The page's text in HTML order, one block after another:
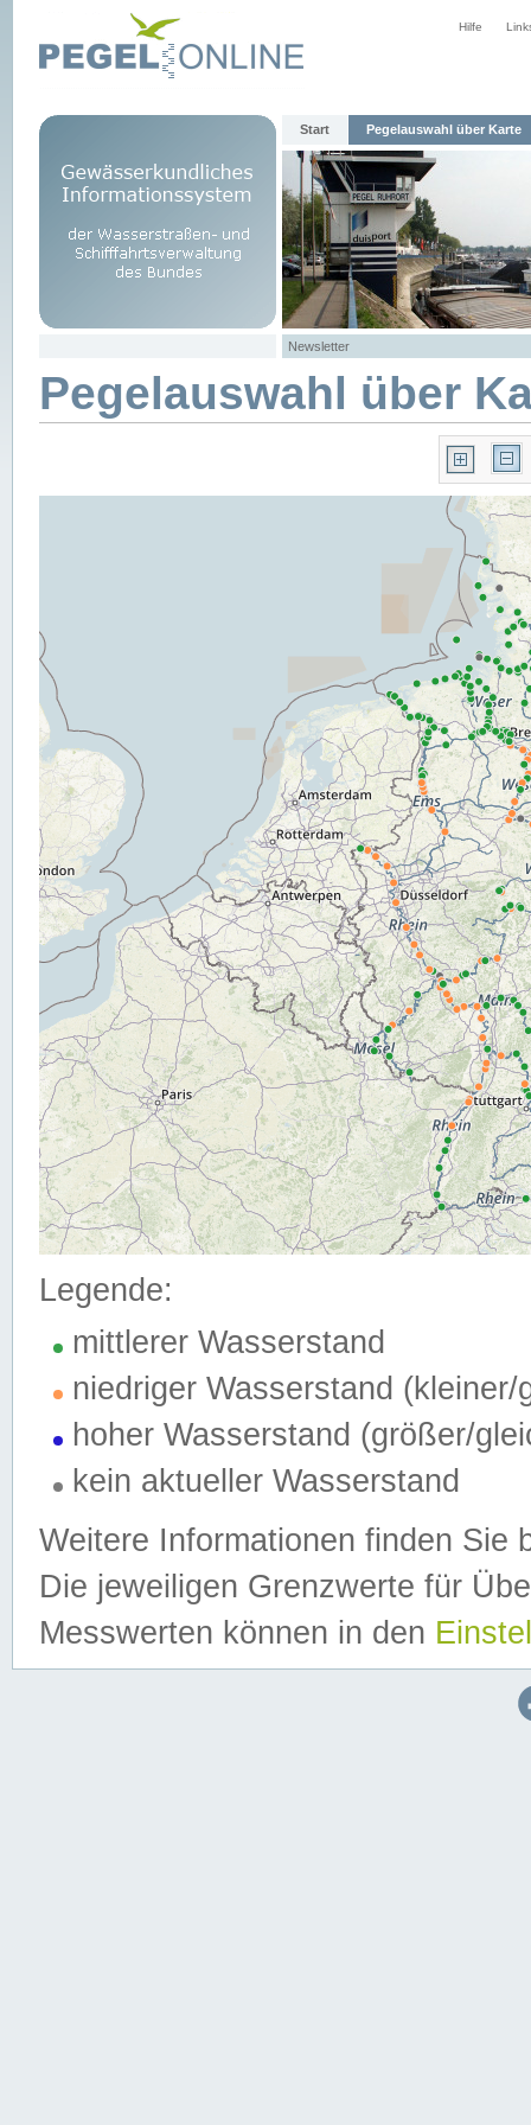
Hilfe
Start Pegelauswahl über Karte
Newsletter
Pegelauswahl über
Legende:
mittlerer Wasserstand
niedriger Wasserstand (kleiner/
hoher Wasserstand (größer/
kein aktueller Wasserstand
Weitere Informationen finden Sie
Die jeweiligen Grenzwerte für
Messwerten können in den